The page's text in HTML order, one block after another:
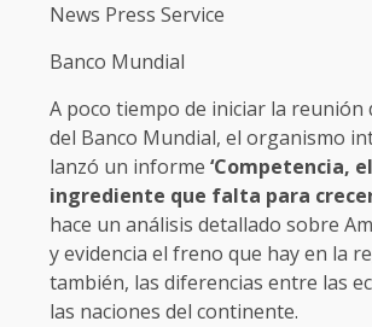
News Press Service
Banco Mundial
A poco tiempo de iniciar la reunión
del Banco Mundial, el organismo
lanzó un informe ‘Competencia, el
ingrediente que falta para
hace un análisis detallado sobre
y evidencia el freno que hay en la
también, las diferencias entre las
las naciones del continente.